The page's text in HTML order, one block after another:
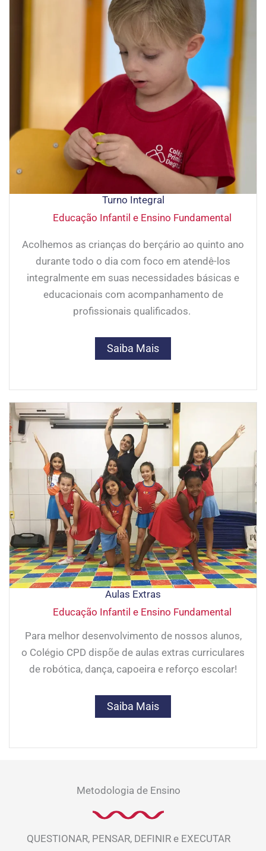
Turno Integral
Educação Infantil e Ensino Fundamental
Acolhemos as crianças do berçário ao quinto ano
durante todo o dia com foco em atendê-los
integralmente em suas necessidades básicas e
educacionais com acompanhamento de
profissionais qualificados.
Saiba Mais
Aulas Extras
Educação Infantil e Ensino Fundamental
Para melhor desenvolvimento de nossos alunos,
o Colégio CPD dispõe de aulas extras curriculares
de robótica, dança, capoeira e reforço escolar!
Saiba Mais
Metodologia de Ensino
QUESTIONAR, PENSAR, DEFINIR e EXECUTAR